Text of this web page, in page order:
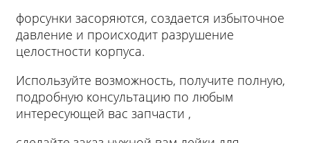
форсунки засоряются, создается избыточное
давление и происходит разрушение
целостности корпуса.
Используйте возможность, получите полную,
подробную консультацию по любым
интересующей вас запчасти ,